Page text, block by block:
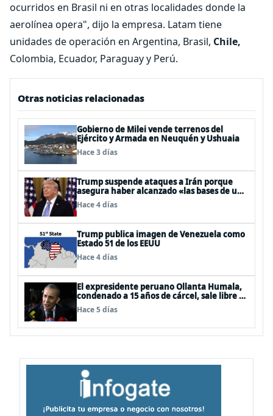
ocurridos en Brasil ni en otras localidades donde la
aerolínea opera", dijo la empresa. Latam tiene
unidades de operación en Argentina, Brasil, Chile,
Colombia, Ecuador, Paraguay y Perú.
Otras noticias relacionadas
Gobierno de Milei vende terrenos del
Ejército y Armada en Neuquén y Ushuaia
Hace 3 días
Trump suspende ataques a Irán porque
asegura haber alcanzado «las bases de un
acuerdo»
Hace 4 días
Trump publica imagen de Venezuela como
Estado 51 de los EEUU
Hace 4 días
El expresidente peruano Ollanta Humala,
condenado a 15 años de cárcel, sale libre al
anularse su caso
Hace 5 días